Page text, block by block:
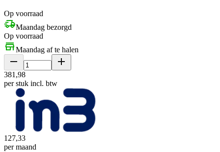
Op voorraad
Maandag bezorgd
Op voorraad
Maandag af te halen
381 ,98
per stuk incl. btw
127,33
per maand